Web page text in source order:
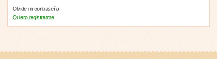
Olvide mi contraseña
Quiero registrarme